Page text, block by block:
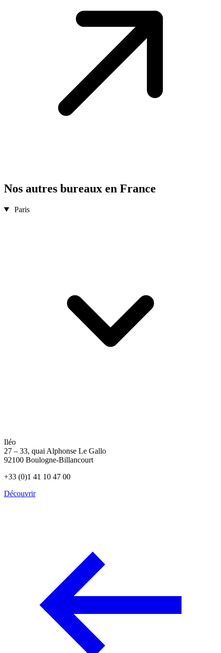
Nos autres bureaux en France
Paris
Iléo
27 – 33, quai Alphonse Le Gallo
92100 Boulogne-Billancourt
+33 (0)1 41 10 47 00
Découvrir